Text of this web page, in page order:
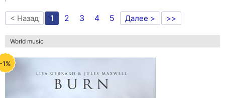
< Назад 1 2 3 4 5 Далее > >>
World music
-1%